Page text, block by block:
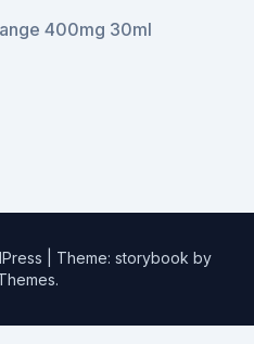
400mg 30ml
Theme: storybook by
.